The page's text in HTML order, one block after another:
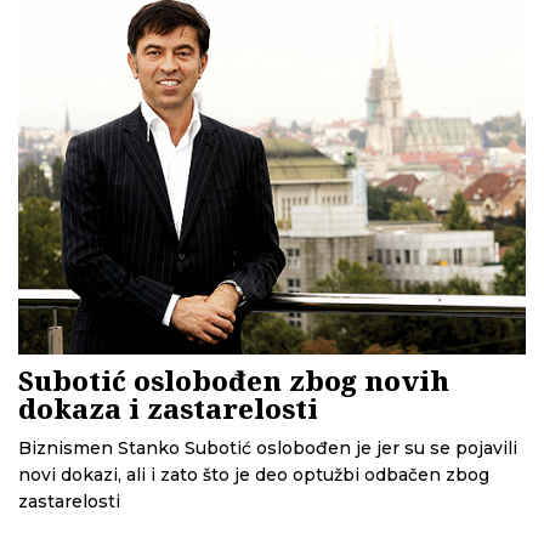
Subotić oslobođen zbog novih
dokaza i zastarelosti
Biznismen Stanko Subotić oslobođen je jer su se pojavili
novi dokazi, ali i zato što je deo optužbi odbačen zbog
zastarelosti